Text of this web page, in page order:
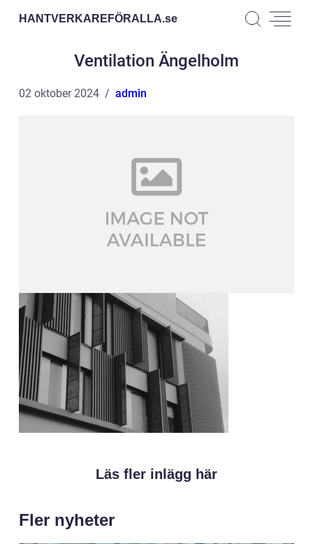
HANTVERKAREFÖRALLA.se
Ventilation Ängelholm
02 oktober 2024 admin
Läs fler inlägg här
Fler nyheter